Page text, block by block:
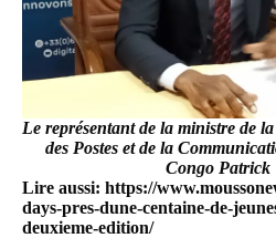
Le représentant de la ministre de
des Postes et de la
Congo Patrick
Lire aussi: https://
days-pres-dune-centaine-de-
deuxieme-edition/